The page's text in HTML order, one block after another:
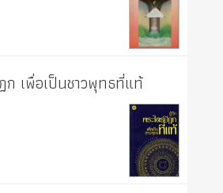
ก เพื่อเป็นชาวพุทธที่แท้